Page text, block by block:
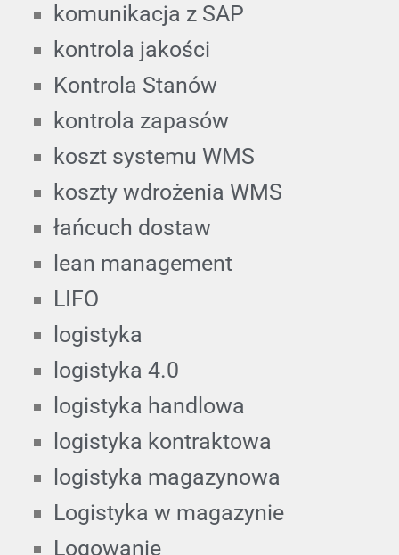
komunikacja z SAP
kontrola jakości
Kontrola Stanów
kontrola zapasów
koszt systemu WMS
koszty wdrożenia WMS
łańcuch dostaw
lean management
LIFO
logistyka
logistyka 4.0
logistyka handlowa
logistyka kontraktowa
logistyka magazynowa
Logistyka w magazynie
Logowanie